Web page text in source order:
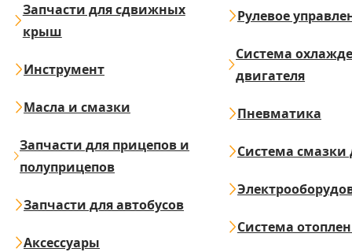
Запчасти для сдвижных
крыш
Инструмент
Масла и смазки
Запчасти для прицепов и
полуприцепов
Запчасти для автобусов
Аксессуары
Рулевое
Система
двигателя
Пневматика
Система смазки
Система